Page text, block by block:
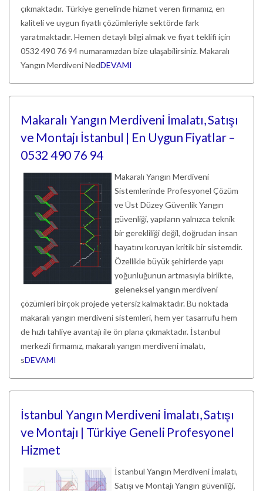
çıkmaktadır. Türkiye genelinde hizmet veren firmamız, en
kaliteli ve uygun fiyatlı çözümleriyle sektörde fark
yaratmaktadır. Hemen detaylı bilgi almak ve fiyat teklifi için
0532 490 76 94 numaramızdan bize ulaşabilirsiniz. Makaralı
Yangın Merdiveni NedDEVAMI
Makaralı Yangın Merdiveni İmalatı, Satışı
ve Montajı İstanbul | En Uygun Fiyatlar –
0532 490 76 94
Makaralı Yangın Merdiveni
Sistemlerinde Profesyonel Çözüm
ve Üst Düzey Güvenlik Yangın
güvenliği, yapıların yalnızca teknik
bir gerekliliği değil, doğrudan insan
hayatını koruyan kritik bir sistemdir.
Özellikle büyük şehirlerde yapı
yoğunluğunun artmasıyla birlikte,
geleneksel yangın merdiveni
çözümleri birçok projede yetersiz kalmaktadır. Bu noktada
makaralı yangın merdiveni sistemleri, hem yer tasarrufu hem
de hızlı tahliye avantajı ile ön plana çıkmaktadır. İstanbul
merkezli firmamız, makaralı yangın merdiveni imalatı,
sDEVAMI
İstanbul Yangın Merdiveni İmalatı, Satışı
ve Montajı | Türkiye Geneli Profesyonel
Hizmet
İstanbul Yangın Merdiveni İmalatı,
Satışı ve Montajı Yangın güvenliği,